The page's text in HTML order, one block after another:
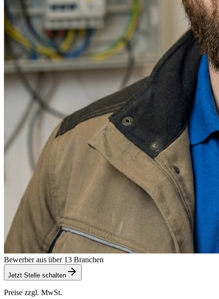
Bewerber aus über 13 Branchen
Jetzt Stelle schalten
Preise zzgl. MwSt.